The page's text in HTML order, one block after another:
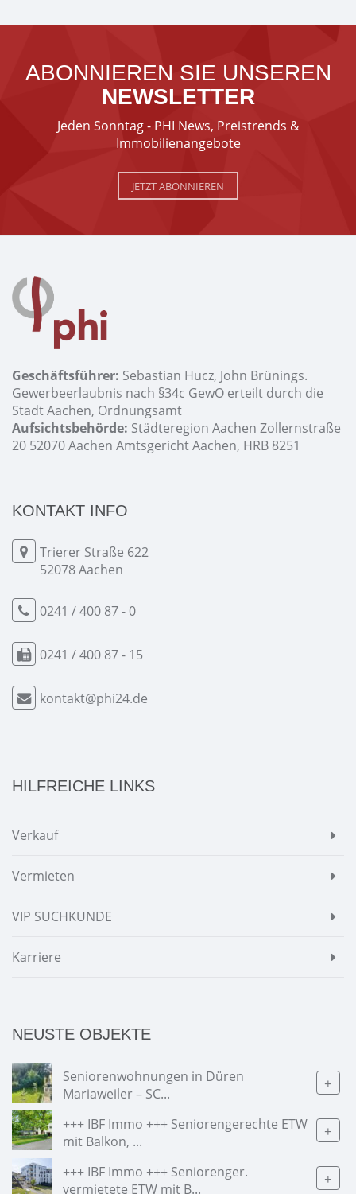
ABONNIEREN SIE UNSEREN
NEWSLETTER
Jeden Sonntag - PHI News, Preistrends &
Immobilienangebote
JETZT ABONNIEREN
Geschäftsführer: Sebastian Hucz, John Brünings.
Gewerbeerlaubnis nach §34c GewO erteilt durch die
Stadt Aachen, Ordnungsamt
Aufsichtsbehörde: Städteregion Aachen Zollernstraße
20 52070 Aachen Amtsgericht Aachen, HRB 8251
KONTAKT INFO
Trierer Straße 622
52078 Aachen
0241 / 400 87 - 0
0241 / 400 87 - 15
kontakt@phi24.de
HILFREICHE LINKS
Verkauf
Vermieten
VIP SUCHKUNDE
Karriere
NEUSTE OBJEKTE
Seniorenwohnungen in Düren
Mariaweiler – SC...
+
+++ IBF Immo +++ Seniorengerechte ETW
mit Balkon, ...
+
+++ IBF Immo +++ Seniorenger.
vermietete ETW mit B...
+